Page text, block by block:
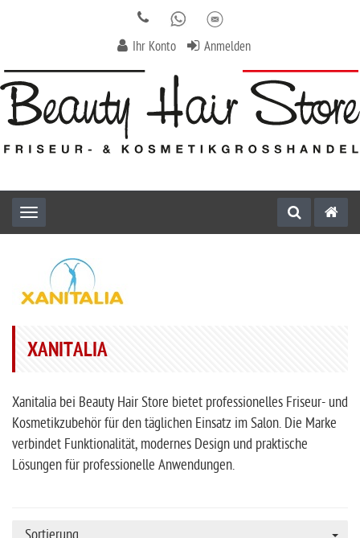
Ihr Konto Anmelden
Toggle navigation
XANITALIA
Xanitalia bei Beauty Hair Store bietet professionelles Friseur- und
Kosmetikzubehör für den täglichen Einsatz im Salon. Die Marke
verbindet Funktionalität, modernes Design und praktische
Lösungen für professionelle Anwendungen.